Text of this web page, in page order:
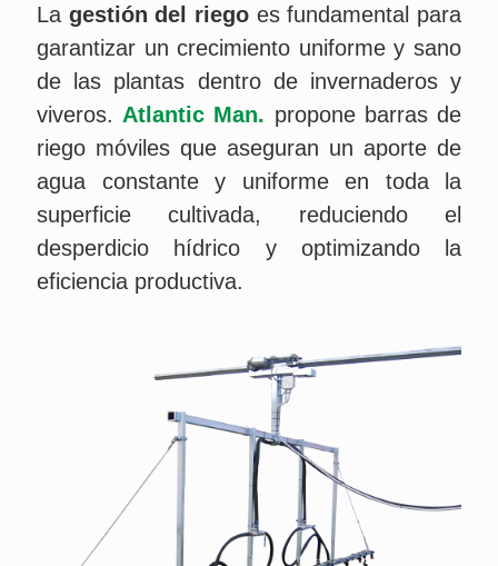
La gestión del riego es fundamental para
garantizar un crecimiento uniforme y sano
de las plantas dentro de invernaderos y
viveros. Atlantic Man. propone barras de
riego móviles que aseguran un aporte de
agua constante y uniforme en toda la
superficie cultivada, reduciendo el
desperdicio hídrico y optimizando la
eficiencia productiva.